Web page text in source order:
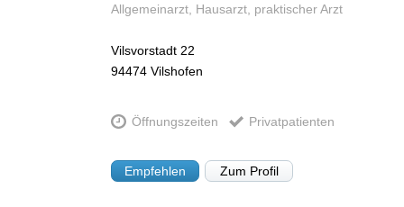
Allgemeinarzt, Hausarzt, praktischer Arzt
Vilsvorstadt 22
94474 Vilshofen
Öffnungszeiten Privatpatienten
Empfehlen Zum Profil